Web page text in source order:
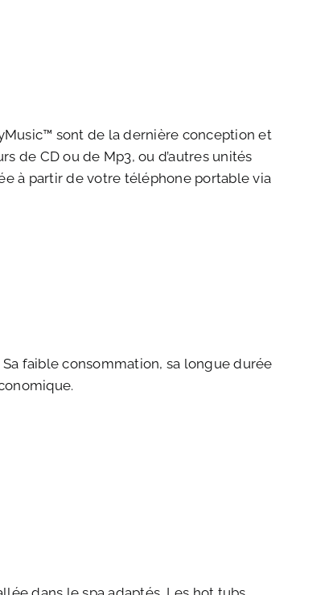
sont de la dernière conception et
de CD ou de Mp3, ou d’autres unités
à partir de votre téléphone portable via
faible consommation, sa longue durée